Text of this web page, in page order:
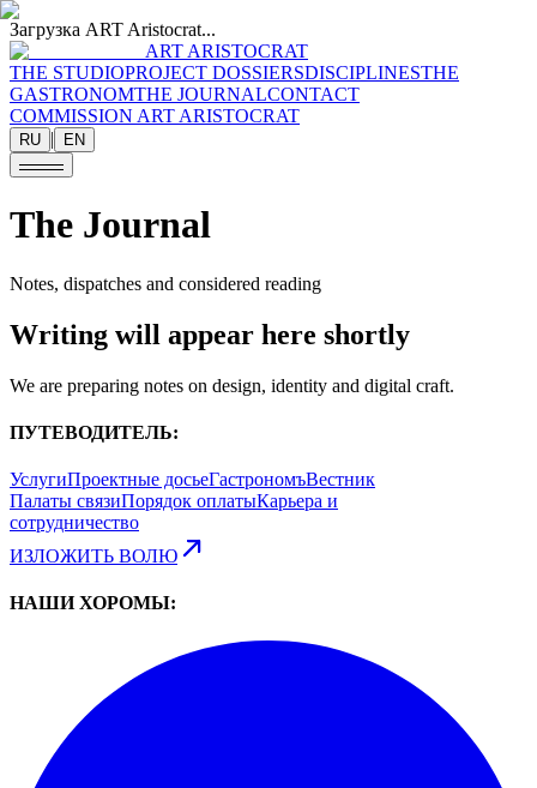
Загрузка ART Aristocrat...
ART ARISTOCRAT
THE STUDIOPROJECT DOSSIERSDISCIPLINESTHE
GASTRONOMTHE JOURNALCONTACT
COMMISSION ART ARISTOCRAT
RU | EN
The Journal
Notes, dispatches and considered reading
Writing will appear here shortly
We are preparing notes on design, identity and digital craft.
ПУТЕВОДИТЕЛЬ:
УслугиПроектные досьеГастрономъВестник
Палаты связиПорядок оплатыКарьера и
сотрудничество
ИЗЛОЖИТЬ ВОЛЮ
НАШИ ХОРОМЫ: